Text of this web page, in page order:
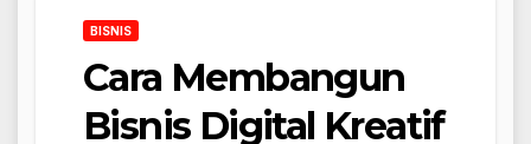
BISNIS
Cara Membangun
Bisnis Digital Kreatif